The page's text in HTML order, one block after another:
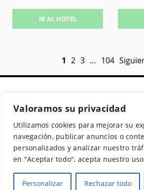
Valoramos su privacidad
Utilizamos cookies para mejorar su
navegación, publicar anuncios o
personalizados y analizar nuestro
en "Aceptar todo", acepta nuestro
Personalizar Rechazar todo
IR AL HOTEL
1 2 3 … 104
Secciones
Buscador de
Hoteles
Guías de Viajes
Políticas
Política de cookies
Aviso Legal
Política de
Privacidad
© 2026 Guias y Viajes. Todos los